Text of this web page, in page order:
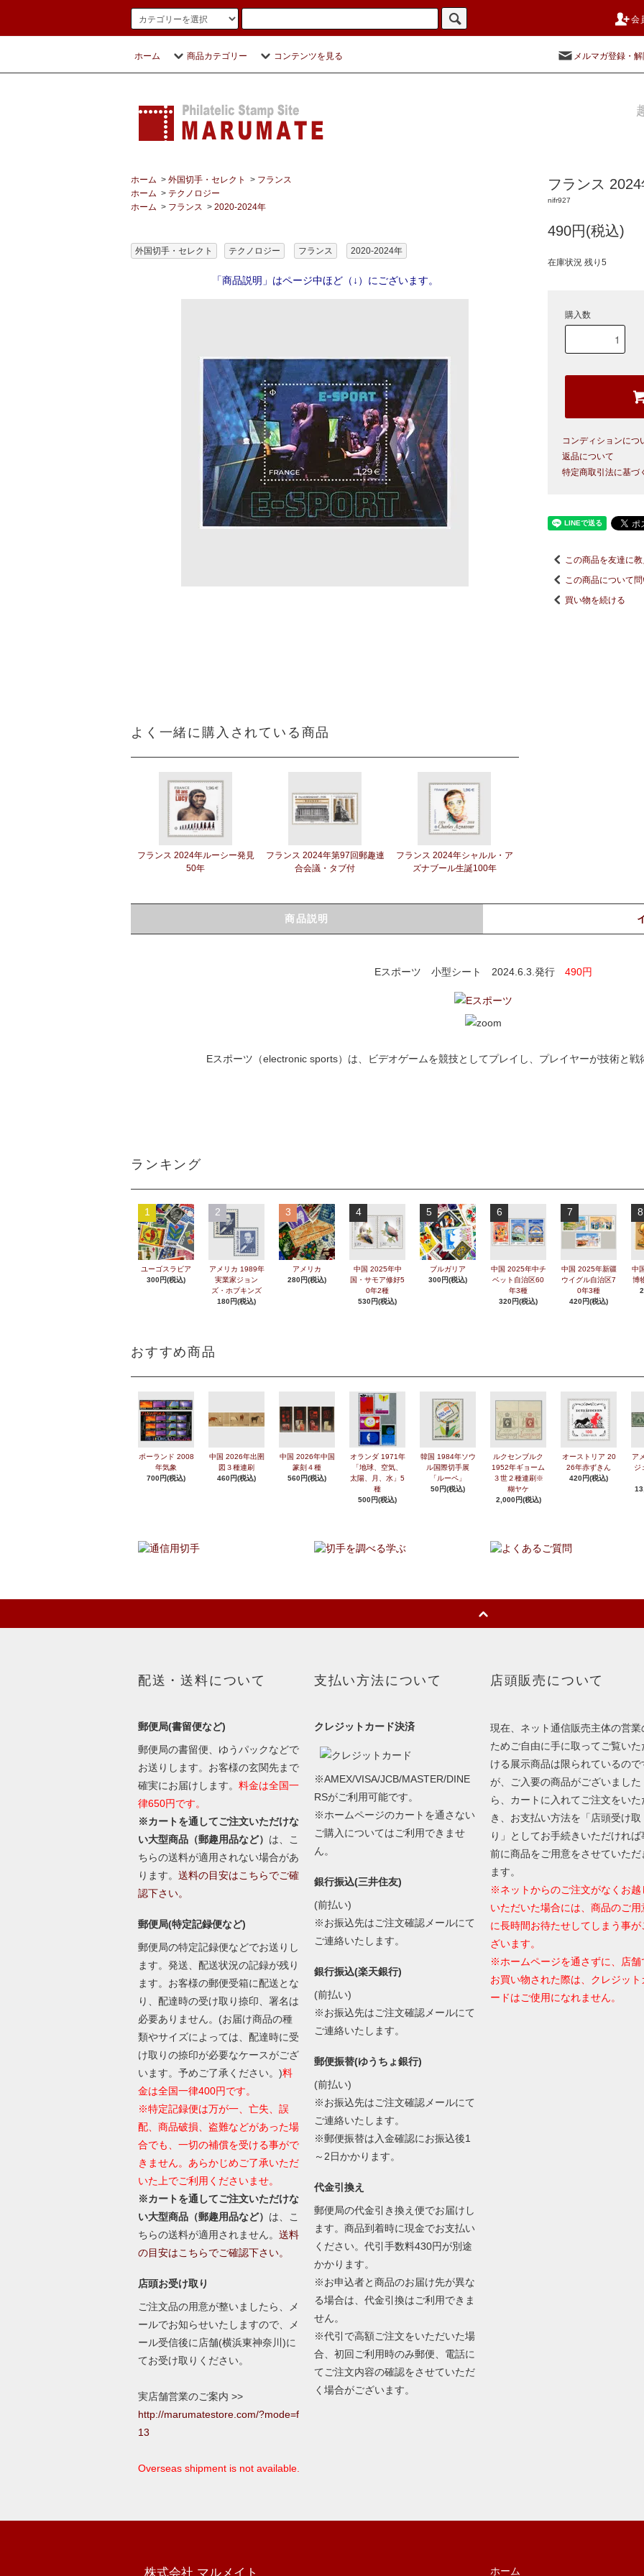
会
ホーム 商品カテゴリー コンテンツを見る メルマガ登録・
ホーム > 外国切手・セレクト > フランス
ホーム > テクノロジー
ホーム > フランス > 2020-2024年
外国切手・セレクト テクノロジー フランス 2020-2024年
「商品説明」はページ中ほど（↓）にございます。
よく一緒に購入されている商品
フランス 2024年ルーシー発見
50年
フランス 2024年第97回郵趣連
合会議・タブ付
フランス 2024年シャルル・ア
ズナブール生誕100年
フランス
nifr927
490円(税込)
在庫状況 残り5
購入数
コンディションにつ
返品について
特定商取引法に基づ
この商品を友達に
この商品について
買い物を続ける
商品説明
Eスポーツ 小型シート 2024.6.3.発行 490円
Eスポーツ（electronic sports）は、ビデオゲームを競技としてプレイし、プレイヤーが技術と戦
ランキング
1
ユーゴスラビア
300円(税込)
2
アメリカ 1989年
実業家ジョン
ズ・ホプキンズ
180円(税込)
3
アメリカ
280円(税込)
4
中国 2025年中
国・サモア修好5
0年2種
530円(税込)
5
ブルガリア
300円(税込)
6
中国 2025年中チ
ベット自治区60
年3種
320円(税込)
7
中国 2025年新疆
ウイグル自治区7
0年3種
420円(税込)
8
中
博
おすすめ商品
ポーランド 2008
年気象
700円(税込)
中国 2026年出圉
図３種連刷
460円(税込)
中国 2026年中国
篆刻４種
560円(税込)
オランダ 1971年
「地球、空気、
太陽、月、水」5
種
500円(税込)
韓国 1984年ソウ
ル国際切手展
「ルーペ」
50円(税込)
ルクセンブルク
1952年ギョーム
３世２種連刷※
糊ヤケ
2,000円(税込)
オーストリア 20
26年赤ずきん
420円(税込)
ア
ジ
配送・送料について
郵便局(書留便など)
郵便局の書留便、ゆうパックなどで
お送りします。お客様の玄関先まで
確実にお届けします。 料金は全国一
律650円です。
※カートを通してご注文いただけな
い大型商品（郵趣用品など） は、こ
ちらの送料が適用されない場合があ
ります。 送料の目安はこちらでご確
認下さい。
郵便局(特定記録便など)
郵便局の特定記録便などでお送りし
ます。発送、配送状況の記録が残り
ます。お客様の郵便受箱に配送とな
り、配達時の受け取り捺印、署名は
必要ありません。(お届け商品の種
類やサイズによっては、配達時に受
け取りの捺印が必要なケースがござ
います。予めご了承ください。)料
金は全国一律400円です。
※特定記録便は万が一、亡失、誤
配、商品破損、盗難などがあった場
合でも、一切の補償を受ける事がで
きません。あらかじめご了承いただ
いた上でご利用くださいませ。
※カートを通してご注文いただけな
い大型商品（郵趣用品など） は、こ
ちらの送料が適用されません。 送料
の目安はこちらでご確認下さい。
店頭お受け取り
ご注文品の用意が整いましたら、メ
ールでお知らせいたしますので、メ
ール受信後に店舗(横浜東神奈川)に
てお受け取りください。
実店舗営業のご案内 >>
http://marumatestore.com/?mode=f
13
Overseas shipment is not available.
支払い方法について
クレジットカード決済
※AMEX/VISA/JCB/MASTER/DINE
RSがご利用可能です。
※ホームページのカートを通さない
ご購入についてはご利用できませ
ん。
銀行振込(三井住友)
(前払い)
※お振込先はご注文確認メールにて
ご連絡いたします。
銀行振込(楽天銀行)
(前払い)
※お振込先はご注文確認メールにて
ご連絡いたします。
郵便振替(ゆうちょ銀行)
(前払い)
※お振込先はご注文確認メールにて
ご連絡いたします。
※郵便振替は入金確認にお振込後1
～2日かかります。
代金引換え
郵便局の代金引き換え便でお届けし
ます。商品到着時に現金でお支払い
ください。代引手数料430円が別途
かかります。
※お申込者と商品のお届け先が異な
る場合は、代金引換はご利用できま
せん。
※代引で高額ご注文をいただいた場
合、初回ご利用時のみ郵便、電話に
てご注文内容の確認をさせていただ
く場合がございます。
店頭販売について
現在、ネット通信販売主体の営業
ためご自由に手に取ってご覧いた
ける展示商品は限られているので
が、ご入要の商品がございました
ら、カートに入れてご注文をいた
き、お支払い方法を「店頭受け取
り」としてお手続きいただければ
前に商品をご用意をさせていただ
ます。
※ネットからのご注文がなくお越
いただいた場合には、商品のご用
に長時間お待たせしてしまう事が
ざいます。
※ホームページを通さずに、店舗
お買い物された際は、クレジット
ードはご使用になれません。
株式会社 マルメイト ホーム